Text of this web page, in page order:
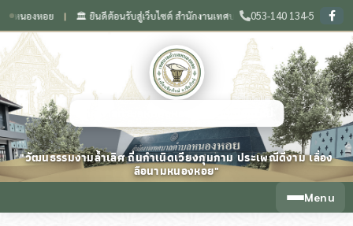
หอย ❙ 🏛️ ยินดีต้อนรับสู่เว็บไซต์ สำนักงานเทศบาลตำบลหนองหอย จังหวัดเชียงใหม่
053-140 134-5
"วัฒนธรรมงามล้ำเลิศ ถิ่นกำเนิดเวียงกุมกาม ประเพณีดีงาม เลื่อง
ลือนามหนองหอย"
Menu